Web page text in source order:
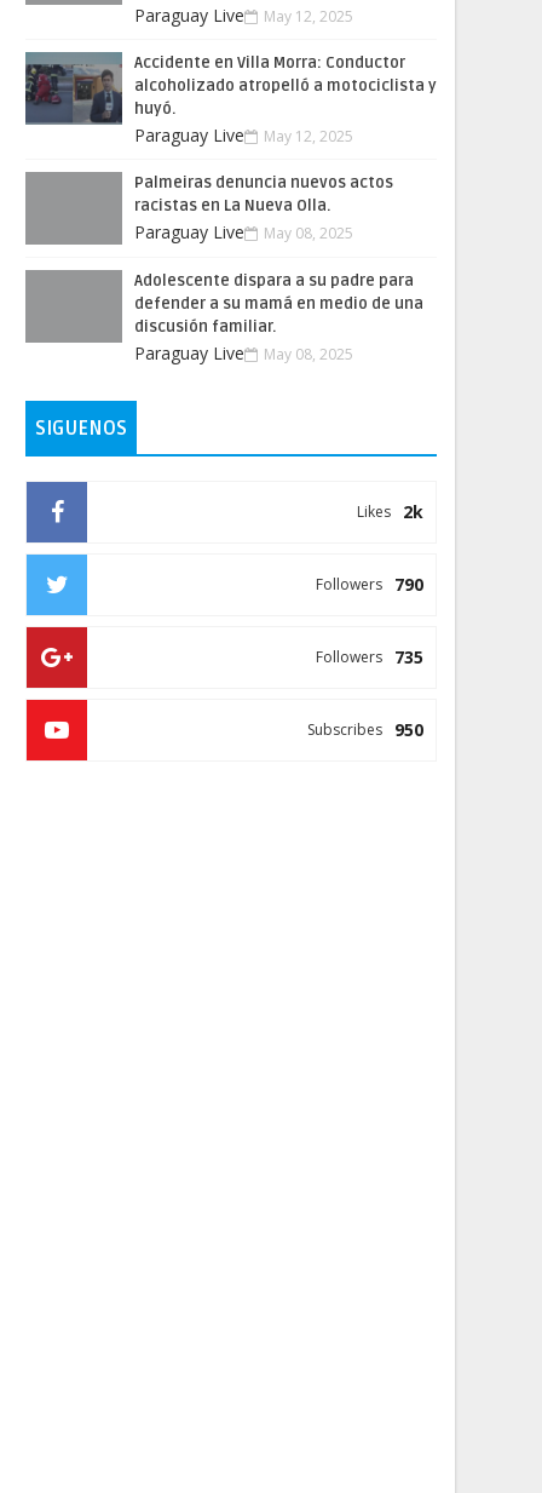
Paraguay Live May 12, 2025
Accidente en Villa Morra: Conductor
alcoholizado atropelló a motociclista y
huyó.
Paraguay Live May 12, 2025
Palmeiras denuncia nuevos actos
racistas en La Nueva Olla.
Paraguay Live May 08, 2025
Adolescente dispara a su padre para
defender a su mamá en medio de una
discusión familiar.
Paraguay Live May 08, 2025
SIGUENOS
2k
Likes
790
Followers
735
Followers
950
Subscribes